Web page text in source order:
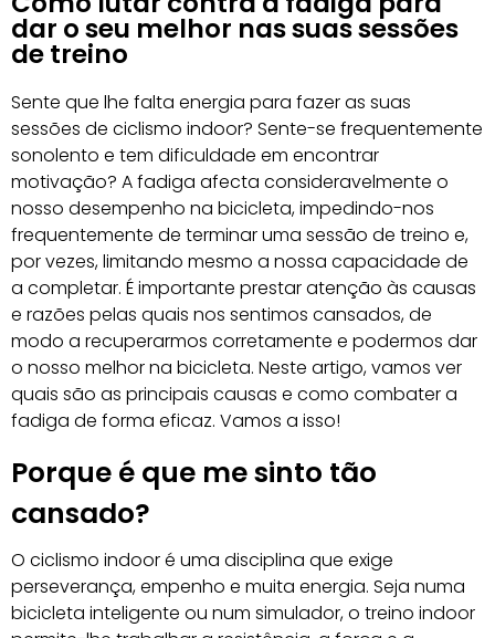
dar o seu melhor nas suas sessões
de treino
Sente que lhe falta energia para fazer as suas
sessões de ciclismo indoor? Sente-se frequentemente
sonolento e tem dificuldade em encontrar
motivação? A fadiga afecta consideravelmente o
nosso desempenho na bicicleta, impedindo-nos
frequentemente de terminar uma sessão de treino e,
por vezes, limitando mesmo a nossa capacidade de
a completar. É importante prestar atenção às causas
e razões pelas quais nos sentimos cansados, de
modo a recuperarmos corretamente e podermos dar
o nosso melhor na bicicleta. Neste artigo, vamos ver
quais são as principais causas e como combater a
fadiga de forma eficaz. Vamos a isso!
Porque é que me sinto tão
cansado?
O ciclismo indoor é uma disciplina que exige
perseverança, empenho e muita energia. Seja numa
bicicleta inteligente ou num simulador, o treino indoor